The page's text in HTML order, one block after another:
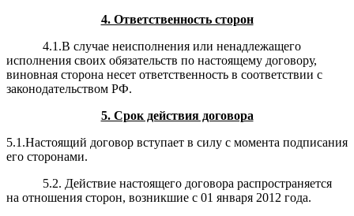
4. Ответственность сторон
4.1.В случае неисполнения или ненадлежащего
исполнения своих обязательств по настоящему договору,
виновная сторона несет ответственность в соответствии с
законодательством РФ.
5. Срок действия договора
5.1.Настоящий договор вступает в силу с момента подписания
его сторонами.
5.2. Действие настоящего договора распространяется
на отношения сторон, возникшие с 01 января 2012 года.